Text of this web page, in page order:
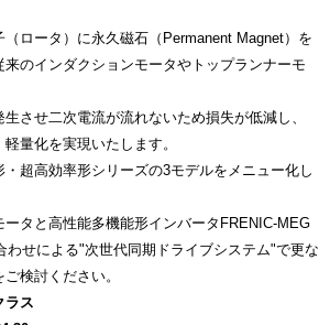
（ロータ）に永久磁石（Permanent Magnet）を
のインダクションモータやトップランナーモ
させ二次電流が流れないため損失が低減し、
量化を実現いたします。
・超高効率形シリーズの3モデルをメニュー化し
タと高性能多機能形インバータFRENIC-MEG
わせによる"次世代同期ドライブシステム"で更な
検討ください。
ラス